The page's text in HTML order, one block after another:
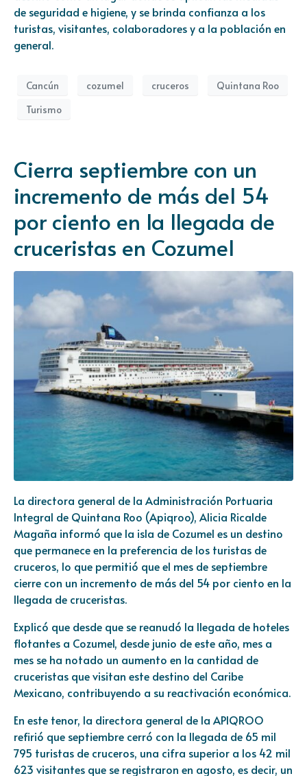
de seguridad e higiene, y se brinda confianza a los
turistas, visitantes, colaboradores y a la población en
general.
Cancún cozumel cruceros
Quintana Roo
Turismo
Cierra septiembre con un
incremento de más del 54
por ciento en la llegada de
cruceristas en Cozumel
La directora general de la Administración Portuaria
Integral de Quintana Roo (Apiqroo), Alicia Ricalde
Magaña informó que la isla de Cozumel es un destino
que permanece en la preferencia de los turistas de
cruceros, lo que permitió que el mes de septiembre
cierre con un incremento de más del 54 por ciento en la
llegada de cruceristas.
Explicó que desde que se reanudó la llegada de hoteles
flotantes a Cozumel, desde junio de este año, mes a
mes se ha notado un aumento en la cantidad de
cruceristas que visitan este destino del Caribe
Mexicano, contribuyendo a su reactivación económica.
En este tenor, la directora general de la APIQROO
refirió que septiembre cerró con la llegada de 65 mil
795 turistas de cruceros, una cifra superior a los 42 mil
623 visitantes que se registraron en agosto, es decir, un